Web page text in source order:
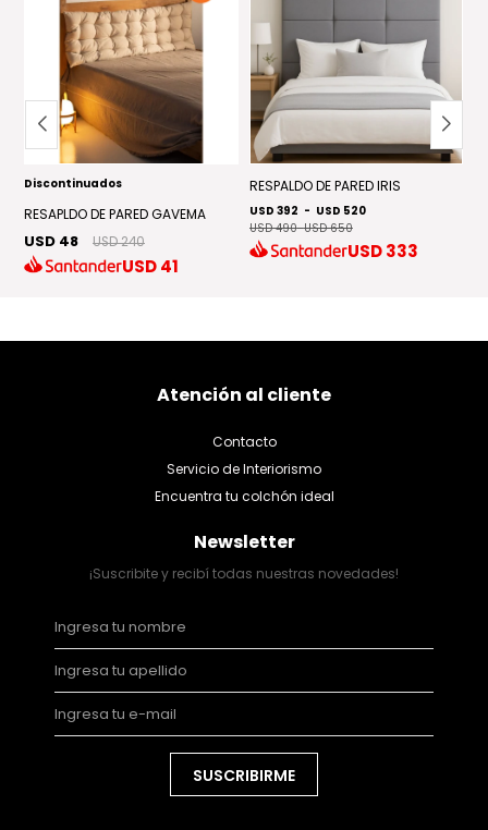
Discontinuados
RESAPLDO DE PARED GAVEMA
USD 48 USD 240
USD41
RESPALDO DE PARED IRIS
USD 392 - USD 520
USD 490-USD 650
USD333
Atención al cliente
Contacto
Servicio de Interiorismo
Encuentra tu colchón ideal
Newsletter
¡Suscribite y recibí todas nuestras novedades!
SUSCRIBIRME